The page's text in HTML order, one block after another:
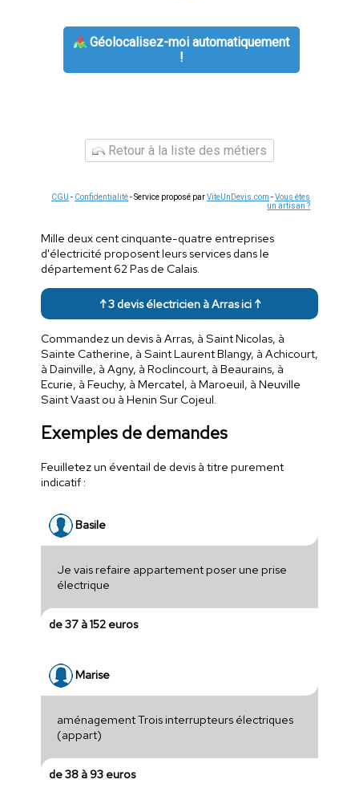
Géolocalisez-moi automatiquement
!
Retour à la liste des métiers
CGU - Confidentialité- Service proposé parViteUnDevis.com -Vous êtes
un artisan ?
Mille deux cent cinquante-quatre entreprises
d'électricité proposent leurs services dans le
département 62 Pas de Calais.
↑ 3 devis électricien à Arras ici ↑
Commandez un devis à Arras, à Saint Nicolas, à
Sainte Catherine, à Saint Laurent Blangy, à Achicourt,
à Dainville, à Agny, à Roclincourt, à Beaurains, à
Ecurie, à Feuchy, à Mercatel, à Maroeuil, à Neuville
Saint Vaast ou à Henin Sur Cojeul.
Exemples de demandes
Feuilletez un éventail de devis à titre purement
indicatif :
Basile
Je vais refaire appartement poser une prise
électrique
de 37 à 152 euros
Marise
aménagement Trois interrupteurs électriques
(appart)
de 38 à 93 euros